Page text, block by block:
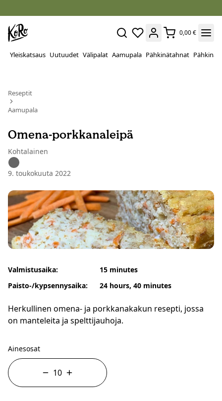
0,00 €
Yleiskatsaus Uutuudet Välipalat Aamupala Pähkinätahnat Pähkinät
Reseptit
Aamupala
Omena-porkkanaleipä
Kohtalainen
9. toukokuuta 2022
Valmistusaika:
Paisto-/kypsennysaika:
15 minutes
24 hours, 40 minutes
Herkullinen omena- ja porkkanakakun resepti, jossa
on manteleita ja spelttijauhoja.
Ainesosat